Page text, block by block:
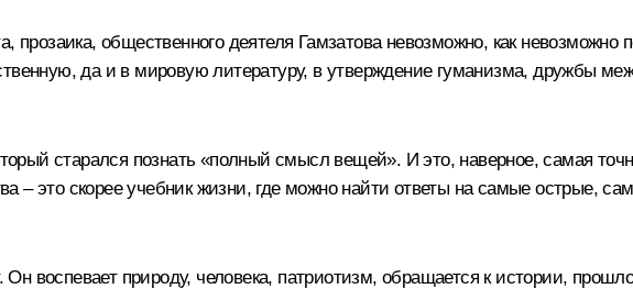
прозаика, общественного деятеля Гамзатова невозможно, как невозможно
да и в мировую литературу, в утверждение гуманизма, дружбы
старался познать «полный смысл вещей». И это, наверное, самая
– это скорее учебник жизни, где можно найти ответы на самые острые,
воспевает природу, человека, патриотизм, обращается к истории,